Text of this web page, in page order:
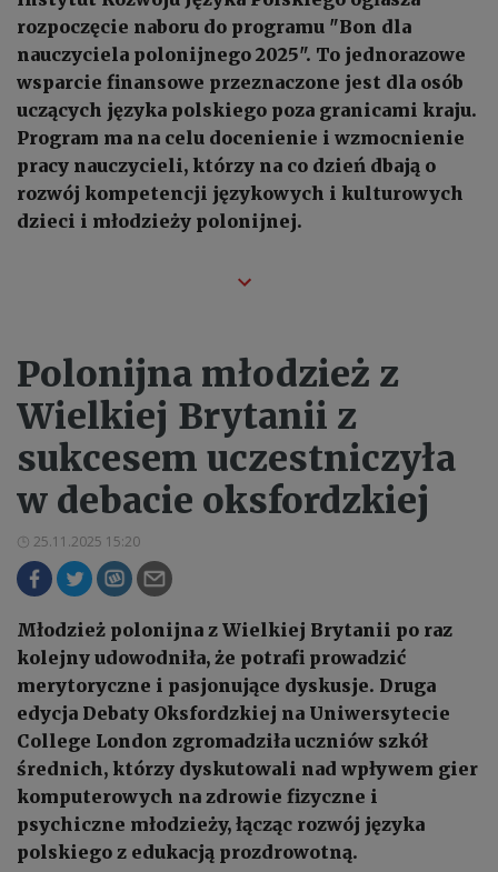
rozpoczęcie naboru do programu "Bon dla
nauczyciela polonijnego 2025". To jednorazowe
wsparcie finansowe przeznaczone jest dla osób
uczących języka polskiego poza granicami kraju.
Program ma na celu docenienie i wzmocnienie
pracy nauczycieli, którzy na co dzień dbają o
rozwój kompetencji językowych i kulturowych
dzieci i młodzieży polonijnej.
Polonijna młodzież z
Wielkiej Brytanii z
sukcesem uczestniczyła
w debacie oksfordzkiej
25.11.2025 15:20
Młodzież polonijna z Wielkiej Brytanii po raz
kolejny udowodniła, że potrafi prowadzić
merytoryczne i pasjonujące dyskusje. Druga
edycja Debaty Oksfordzkiej na Uniwersytecie
College London zgromadziła uczniów szkół
średnich, którzy dyskutowali nad wpływem gier
komputerowych na zdrowie fizyczne i
psychiczne młodzieży, łącząc rozwój języka
polskiego z edukacją prozdrowotną.